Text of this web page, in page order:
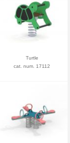
Turtle
cat. num. 17112